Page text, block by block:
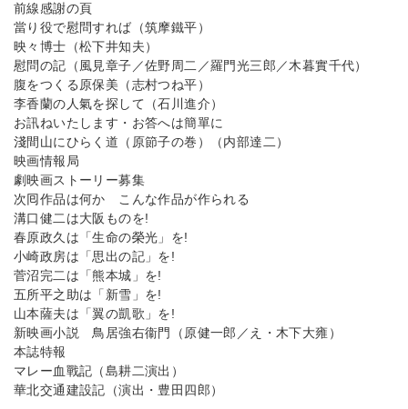
前線感謝の頁
當り役で慰問すれば（筑摩鐵平）
映々博士（松下井知夫）
慰問の記（風見章子／佐野周二／羅門光三郎／木暮實千代）
腹をつくる原保美（志村つね平）
李香蘭の人氣を探して（石川進介）
お訊ねいたします・お答へは簡單に
淺間山にひらく道（原節子の巻）（内部達二）
映画情報局
劇映画ストーリー募集
次囘作品は何か こんな作品が作られる
溝口健二は大阪ものを!
春原政久は「生命の榮光」を!
小崎政房は「思出の記」を!
菅沼完二は「熊本城」を!
五所平之助は「新雪」を!
山本薩夫は「翼の凱歌」を!
新映画小説 鳥居強右衞門（原健一郎／え・木下大雍）
本誌特報
マレー血戰記（島耕二演出）
華北交通建設記（演出・豊田四郎）